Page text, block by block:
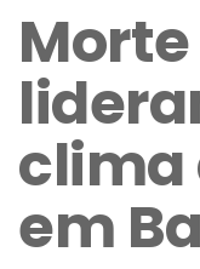
clima
em